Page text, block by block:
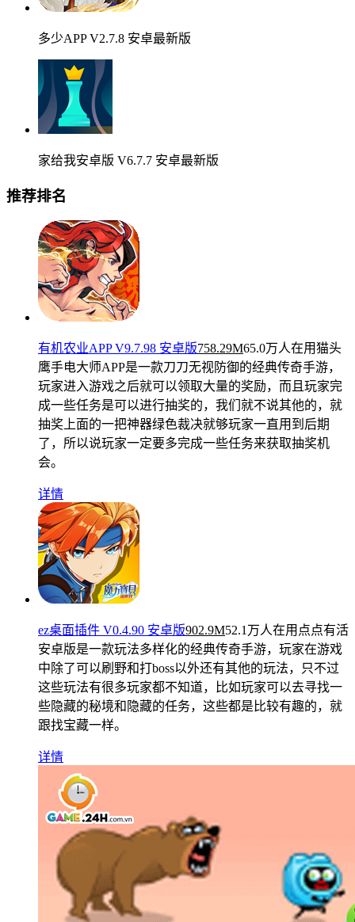
多少APP V2.7.8 安卓最新版
家给我安卓版 V6.7.7 安卓最新版
推荐排名
有机农业APP V9.7.98 安卓版758.29M65.0万人在用猫头
鹰手电大师APP是一款刀刀无视防御的经典传奇手游，
玩家进入游戏之后就可以领取大量的奖励，而且玩家完
成一些任务是可以进行抽奖的，我们就不说其他的，就
抽奖上面的一把神器绿色裁决就够玩家一直用到后期
了，所以说玩家一定要多完成一些任务来获取抽奖机
会。
详情
ez桌面插件 V0.4.90 安卓版902.9M52.1万人在用 点点有活
安卓版是一款玩法多样化的经典传奇手游，玩家在游戏
中除了可以刷野和打boss以外还有其他的玩法，只不过
这些玩法有很多玩家都不知道，比如玩家可以去寻找一
些隐藏的秘境和隐藏的任务，这些都是比较有趣的，就
跟找宝藏一样。
详情